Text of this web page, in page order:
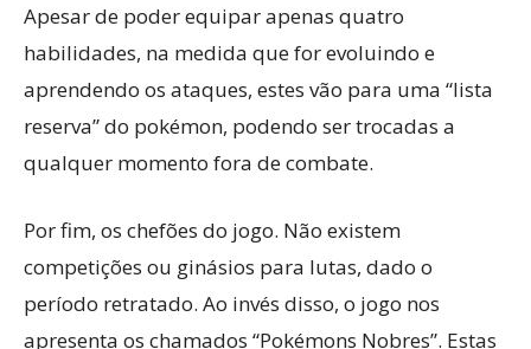
Apesar de poder equipar apenas quatro
habilidades, na medida que for evoluindo e
aprendendo os ataques, estes vão para uma “lista
reserva” do pokémon, podendo ser trocadas a
qualquer momento fora de combate.
Por fim, os chefões do jogo. Não existem
competições ou ginásios para lutas, dado o
período retratado. Ao invés disso, o jogo nos
apresenta os chamados “Pokémons Nobres”. Estas